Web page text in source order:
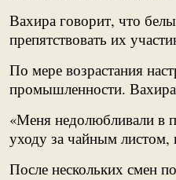
Вахира говорит, что
препятствовать их
По мере возрастания
промышленности. Вахира
«Меня недолюбливали в
уходу за чайным листом,
После нескольких смен